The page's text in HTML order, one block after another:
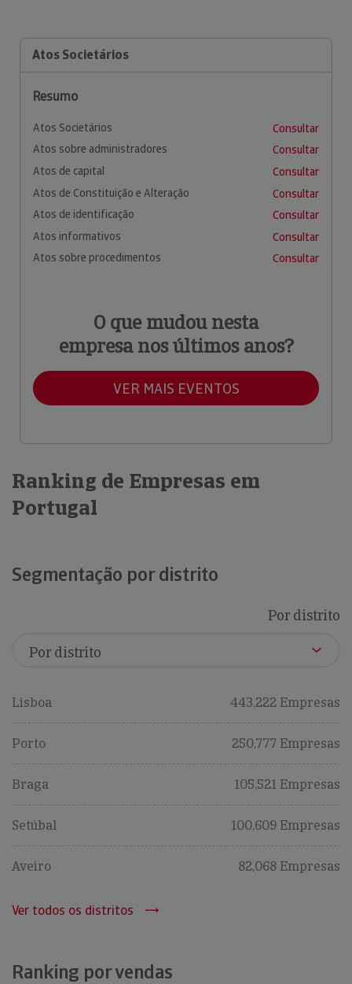
Atos Societários
Resumo
Atos Societários
Consultar
Atos sobre administradores
Consultar
Atos de capital
Consultar
Atos de Constituição e Alteração
Consultar
Atos de identificação
Consultar
Atos informativos
Consultar
Atos sobre procedimentos
Consultar
O que mudou nesta
empresa nos últimos anos?
VER MAIS EVENTOS
Ranking de Empresas em
Portugal
Segmentação por distrito
Por distrito
Lisboa 443,222 Empresas
Porto 250,777 Empresas
Braga 105,521 Empresas
Setúbal 100,609 Empresas
Aveiro 82,068 Empresas
Ver todos os distritos
Ranking por vendas